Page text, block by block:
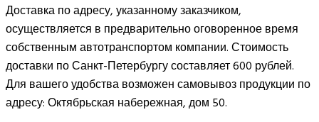
Доставка по адресу, указанному заказчиком,
осуществляется в предварительно оговоренное время
собственным автотранспортом компании. Стоимость
доставки по Санкт-Петербургу составляет 600 рублей.
Для вашего удобства возможен самовывоз продукции по
адресу: Октябрьская набережная, дом 50.